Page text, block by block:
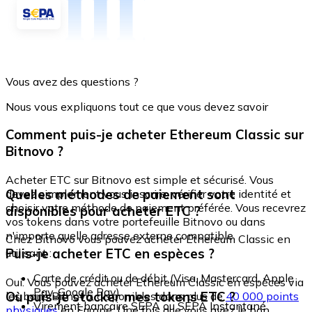
Vous avez des questions ?
Nous vous expliquons tout ce que vous devez savoir
Comment puis-je acheter Ethereum Classic sur
Bitnovo ?
Acheter ETC sur Bitnovo est simple et sécurisé. Vous
devez simplement vous inscrire, vérifier votre identité et
choisir votre méthode de paiement préférée. Vous recevrez
vos tokens dans votre portefeuille Bitnovo ou dans
n'importe quelle adresse externe compatible.
Quelles méthodes de paiement sont
disponibles pour acheter ETC ?
Chez Bitnovo vous pouvez acheter Ethereum Classic en
utilisant :
Carte de crédit ou de débit (Visa, Mastercard, Apple
Pay, Google Pay)
Virement bancaire SEPA ou SEPA Instantané
Puis-je acheter ETC en espèces ?
Oui. Vous pouvez acheter Ethereum Classic en espèces via
les bons Bitnovo, disponibles dans plus de40 000 points
Où puis-je stocker mes tokens ETC ?